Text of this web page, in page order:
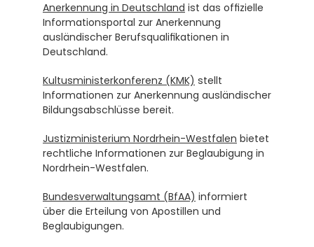
Anerkennung in Deutschland ist das offizielle
Informationsportal zur Anerkennung
ausländischer Berufsqualifikationen in
Deutschland.
Kultusministerkonferenz (KMK) stellt
Informationen zur Anerkennung ausländischer
Bildungsabschlüsse bereit.
Justizministerium Nordrhein-Westfalen bietet
rechtliche Informationen zur Beglaubigung in
Nordrhein-Westfalen.
Bundesverwaltungsamt (BfAA) informiert
über die Erteilung von Apostillen und
Beglaubigungen.